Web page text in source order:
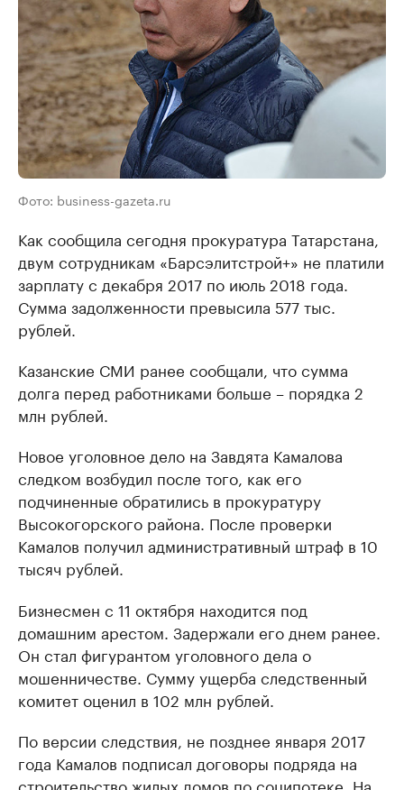
Фото: business-gazeta.ru
Как сообщила сегодня прокуратура Татарстана,
двум сотрудникам «Барсэлитстрой+» не платили
зарплату с декабря 2017 по июль 2018 года.
Сумма задолженности превысила 577 тыс.
рублей.
Казанские СМИ ранее сообщали, что сумма
долга перед работниками больше – порядка 2
млн рублей.
Новое уголовное дело на Завдята Камалова
следком возбудил после того, как его
подчиненные обратились в прокуратуру
Высокогорского района. После проверки
Камалов получил административный штраф в 10
тысяч рублей.
Бизнесмен с 11 октября находится под
домашним арестом. Задержали его днем ранее.
Он стал фигурантом уголовного дела о
мошенничестве. Сумму ущерба следственный
комитет оценил в 102 млн рублей.
По версии следствия, не позднее января 2017
года Камалов подписал договоры подряда на
строительство жилых домов по соципотеке. На